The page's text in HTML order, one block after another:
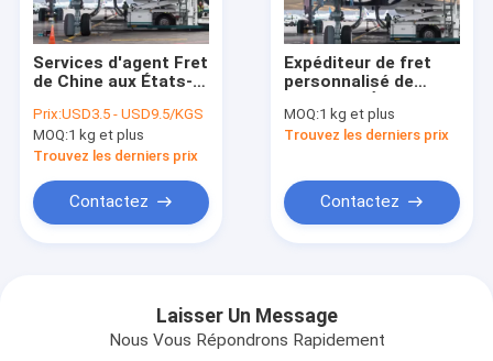
Expédition de FBA d'Amazone
Fret de Chine aux États-Unis
expédition de la porcelaine au Canada
expédition de la porcelaine au R-U
Services de distribution d'entreposage
Services d'agent Fret
de Chine aux États-
de Chine aux États-
Unis
Prix:USD3.5 - USD9.5/KGS
MOQ:1 kg et plus
Trouvez les derniers prix
Contactez
Expéditeur de fret
personnalisé de
Expédition rapide de
Chine aux États-Unis
MOQ:1 kg et plus
Trouvez les derniers prix
Contactez
Laisser Un Message
Nous Vous Répondrons Rapidement